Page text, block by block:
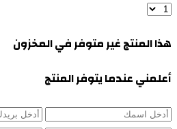
هذا المنتج غير متوفر في المخزون
أعلمني عندما يتوفر المنتج